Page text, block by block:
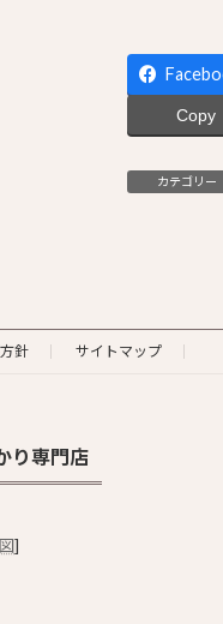
Copy
カテゴリー
針 サイトマップ
り専門店
]